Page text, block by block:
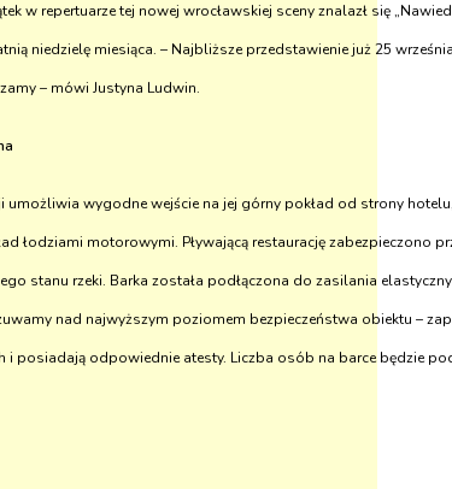
w repertuarze tej nowej wrocławskiej sceny znalazł się
niedzielę miesiąca. – Najbliższe przedstawienie już 25 września
– mówi Justyna Ludwin.
umożliwia wygodne wejście na jej górny pokład od strony
łodziami motorowymi. Pływającą restaurację
stanu rzeki. Barka została podłączona do zasilania
nad najwyższym poziomem bezpieczeństwa obiektu –
i posiadają odpowiednie atesty. Liczba osób na barce będzie